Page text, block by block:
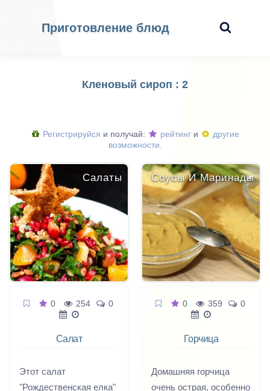
Приготовление блюд
Кленовый сироп : 2
Регистрируйся и получай: рейтинг и
другие
возможности.
Салаты
0 254 0
Салат
Этот салат
"Рождественская елка"
Соусы И Маринады
0 359 0
Горчица
Домашняя горчица
очень острая, особенно